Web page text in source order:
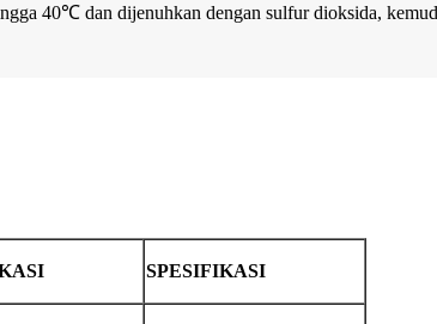
40℃ dan dijenuhkan dengan sulfur dioksida,
SPESIFIKASI